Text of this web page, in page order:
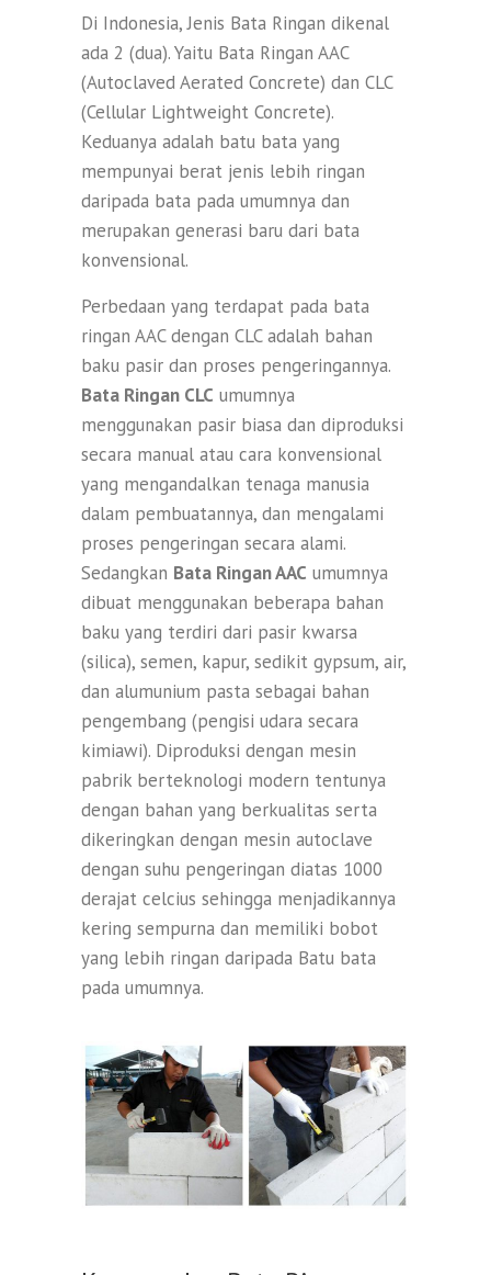
Di Indonesia, Jenis Bata Ringan dikenal
ada 2 (dua). Yaitu Bata Ringan AAC
(Autoclaved Aerated Concrete) dan CLC
(Cellular Lightweight Concrete).
Keduanya adalah batu bata yang
mempunyai berat jenis lebih ringan
daripada bata pada umumnya dan
merupakan generasi baru dari bata
konvensional.
Perbedaan yang terdapat pada bata
ringan AAC dengan CLC adalah bahan
baku pasir dan proses pengeringannya.
Bata Ringan CLC umumnya
menggunakan pasir biasa dan diproduksi
secara manual atau cara konvensional
yang mengandalkan tenaga manusia
dalam pembuatannya, dan mengalami
proses pengeringan secara alami.
Sedangkan Bata Ringan AAC umumnya
dibuat menggunakan beberapa bahan
baku yang terdiri dari pasir kwarsa
(silica), semen, kapur, sedikit gypsum, air,
dan alumunium pasta sebagai bahan
pengembang (pengisi udara secara
kimiawi). Diproduksi dengan mesin
pabrik berteknologi modern tentunya
dengan bahan yang berkualitas serta
dikeringkan dengan mesin autoclave
dengan suhu pengeringan diatas 1000
derajat celcius sehingga menjadikannya
kering sempurna dan memiliki bobot
yang lebih ringan daripada Batu bata
pada umumnya.